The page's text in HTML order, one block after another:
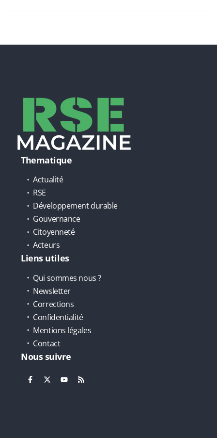
Thematique
Actualité
RSE
Développement durable
Gouvernance
Citoyenneté
Acteurs
Liens utiles
Qui sommes nous ?
Newsletter
Corrections
Confidentialité
Mentions légales
Contact
Nous suivre